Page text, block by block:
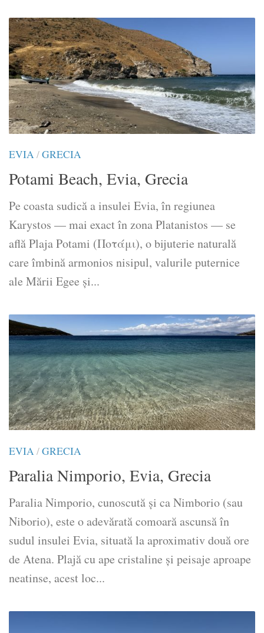
EVIA/GRECIA
Potami Beach, Evia, Grecia
Pe coasta sudică a insulei Evia, în regiunea
Karystos — mai exact în zona Platanistos — se
află Plaja Potami (Ποτάμι), o bijuterie naturală
care îmbină armonios nisipul, valurile puternice
ale Mării Egee și...
EVIA/GRECIA
Paralia Nimporio, Evia, Grecia
Paralia Nimporio, cunoscută și ca Nimborio (sau
Niborio), este o adevărată comoară ascunsă în
sudul insulei Evia, situată la aproximativ două ore
de Atena. Plajă cu ape cristaline și peisaje aproape
neatinse, acest loc...